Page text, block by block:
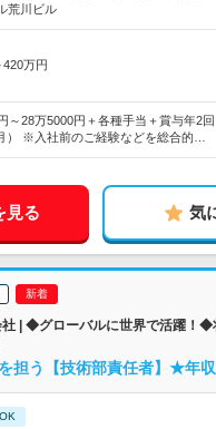
荒川ビル
420万円
～28万5000円＋各種手当＋賞与年2
） ※入社前のご経験などを総合的…
見る 気
社 | ◆グローバルに世界で活躍！◆
担う【技術部責任者】★年